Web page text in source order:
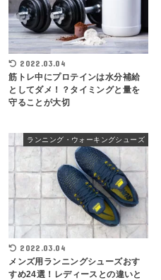
2022.03.04
筋トレ中にプロテインは水分補給
としてダメ！？タイミングと量を
守ることが大切
ランニング・ウォーキングシューズ
2022.03.04
メンズ用ランニングシューズおす
すめ24選！レディースとの違いと